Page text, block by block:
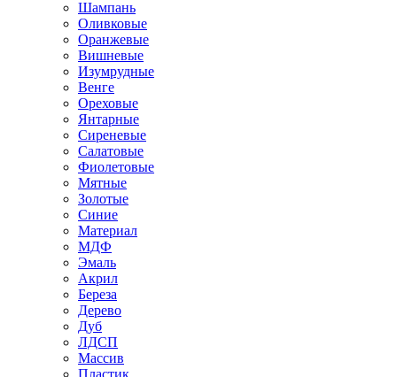
Шампань
Оливковые
Оранжевые
Вишневые
Изумрудные
Венге
Ореховые
Янтарные
Сиреневые
Салатовые
Фиолетовые
Мятные
Золотые
Синие
Материал
МДФ
Эмаль
Акрил
Береза
Дерево
Дуб
ЛДСП
Массив
Пластик